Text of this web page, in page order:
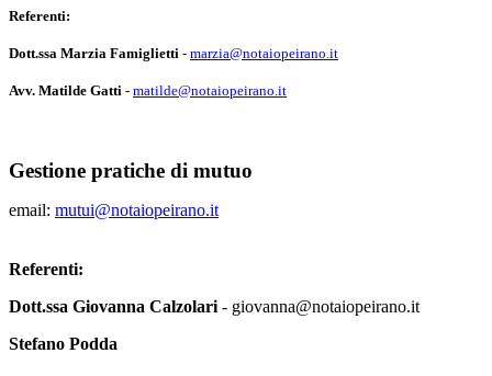
Referenti:
Dott.ssa Marzia Famiglietti - marzia@notaiopeirano.it
Avv. Matilde Gatti - matilde@notaiopeirano.it
Gestione pratiche di mutuo
email: mutui@notaiopeirano.it
Referenti:
Dott.ssa Giovanna Calzolari - giovanna@notaiopeirano.it
Stefano Podda